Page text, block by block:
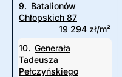
9. Batalionów
Chłopskich 87
19 294 zł/m²
10. Generała
Tadeusza
Pełczyńskiego